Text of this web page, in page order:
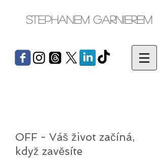
Stephanem Garnierem
OFF - Váš život začíná,
když zavěsíte